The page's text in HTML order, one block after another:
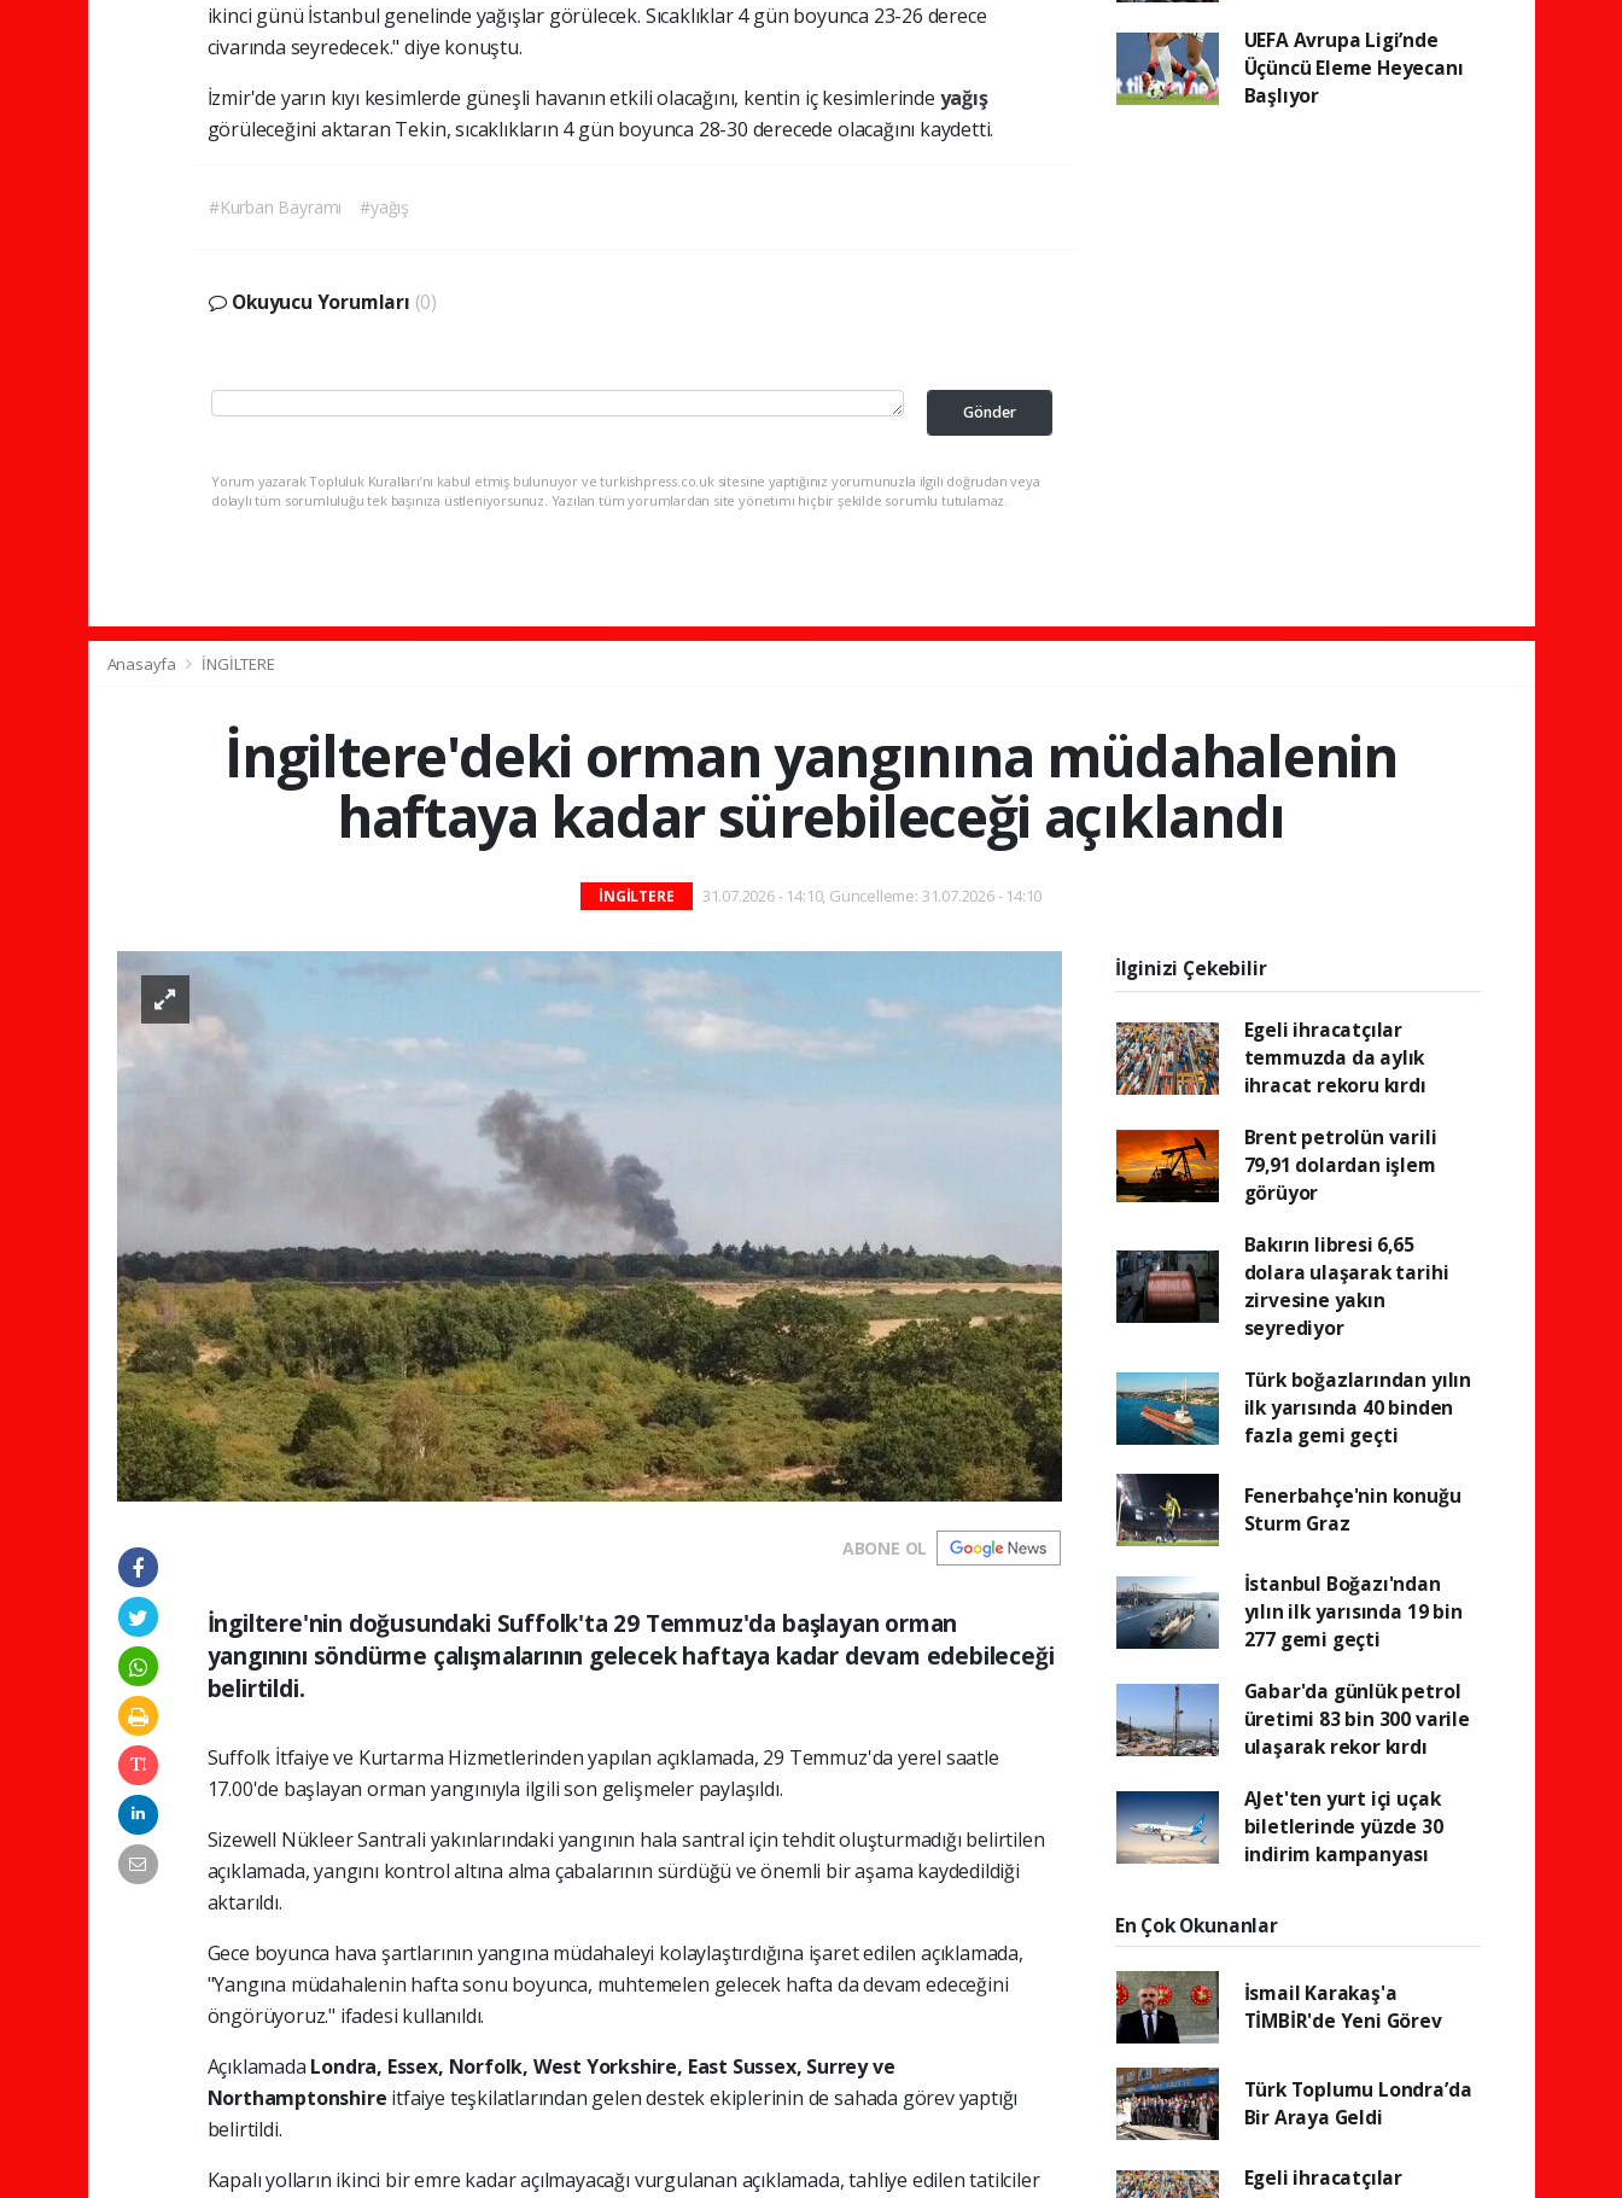
ikinci günü İstanbul genelinde yağışlar görülecek. Sıcaklıklar 4 gün boyunca 23-26 derece
civarında seyredecek." diye konuştu.
İzmir'de yarın kıyı kesimlerde güneşli havanın etkili olacağını, kentin iç kesimlerinde yağış
görüleceğini aktaran Tekin, sıcaklıkların 4 gün boyunca 28-30 derecede olacağını kaydetti.
#Kurban Bayramı #yağış
Okuyucu Yorumları (0)
Gönder
Yorum yazarak Topluluk Kuralları’nı kabul etmiş bulunuyor ve turkishpress.co.uk sitesine yaptığınız yorumunuzla ilgili doğrudan veya
dolaylı tüm sorumluluğu tek başınıza üstleniyorsunuz. Yazılan tüm yorumlardan site yönetimi hiçbir şekilde sorumlu tutulamaz.
UEFA Avrupa Ligi’nde
Üçüncü Eleme Heyecanı
Başlıyor
Anasayfa İNGİLTERE
İngiltere'deki orman yangınına müdahalenin
haftaya kadar sürebileceği açıklandı
İNGİLTERE 31.07.2026 - 14:10, Güncelleme: 31.07.2026 - 14:10
ABONE OL
İngiltere'nin doğusundaki Suffolk'ta 29 Temmuz'da başlayan orman
yangınını söndürme çalışmalarının gelecek haftaya kadar devam edebileceği
belirtildi.
Suffolk İtfaiye ve Kurtarma Hizmetlerinden yapılan açıklamada, 29 Temmuz'da yerel saatle
17.00'de başlayan orman yangınıyla ilgili son gelişmeler paylaşıldı.
Sizewell Nükleer Santrali yakınlarındaki yangının hala santral için tehdit oluşturmadığı belirtilen
açıklamada, yangını kontrol altına alma çabalarının sürdüğü ve önemli bir aşama kaydedildiği
aktarıldı.
Gece boyunca hava şartlarının yangına müdahaleyi kolaylaştırdığına işaret edilen açıklamada,
"Yangına müdahalenin hafta sonu boyunca, muhtemelen gelecek hafta da devam edeceğini
öngörüyoruz." ifadesi kullanıldı.
Açıklamada Londra, Essex, Norfolk, West Yorkshire, East Sussex, Surrey ve
Northamptonshire itfaiye teşkilatlarından gelen destek ekiplerinin de sahada görev yaptığı
belirtildi.
Kapalı yolların ikinci bir emre kadar açılmayacağı vurgulanan açıklamada, tahliye edilen tatilciler
İlginizi Çekebilir
Egeli ihracatçılar
temmuzda da aylık
ihracat rekoru kırdı
Brent petrolün varili
79,91 dolardan işlem
görüyor
Bakırın libresi 6,65
dolara ulaşarak tarihi
zirvesine yakın
seyrediyor
Türk boğazlarından yılın
ilk yarısında 40 binden
fazla gemi geçti
Fenerbahçe'nin konuğu
Sturm Graz
İstanbul Boğazı'ndan
yılın ilk yarısında 19 bin
277 gemi geçti
Gabar'da günlük petrol
üretimi 83 bin 300 varile
ulaşarak rekor kırdı
AJet'ten yurt içi uçak
biletlerinde yüzde 30
indirim kampanyası
En Çok Okunanlar
İsmail Karakaş'a
TİMBİR'de Yeni Görev
Türk Toplumu Londra’da
Bir Araya Geldi
Egeli ihracatçılar